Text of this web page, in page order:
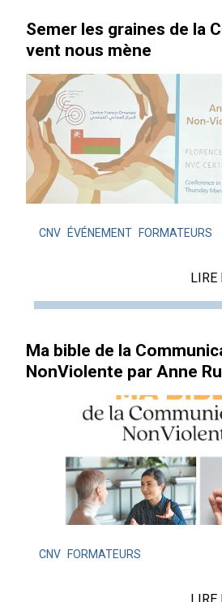
Semer les graines de la
vent nous mène
CNV ÉVÉNEMENT FORMATEURS
LIRE
Ma bible de la
NonViolente par Anne
CNV FORMATEURS